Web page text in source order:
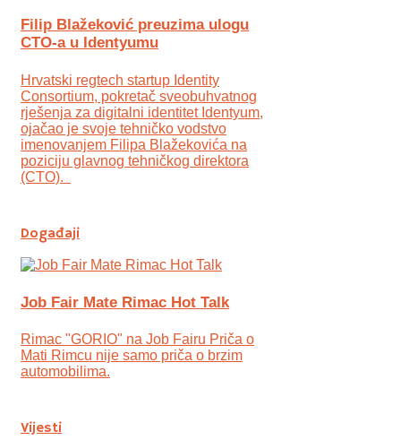
Filip Blažeković preuzima ulogu
CTO-a u Identyumu
Hrvatski regtech startup Identity
Consortium, pokretač sveobuhvatnog
rješenja za digitalni identitet Identyum,
ojаčao je svoje tehničko vodstvo
imenovanjem Filipa Blažekovića na
poziciju glavnog tehničkog direktora
(CTO).
Događaji
Job Fair Mate Rimac Hot Talk
Rimac "GORIO" na Job Fairu Priča o
Mati Rimcu nije samo priča o brzim
automobilima.
Vijesti